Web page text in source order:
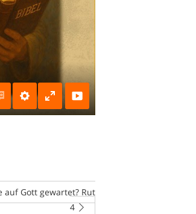
Settings Enter
fullscreen
auf Gott gewartet? Rut
4